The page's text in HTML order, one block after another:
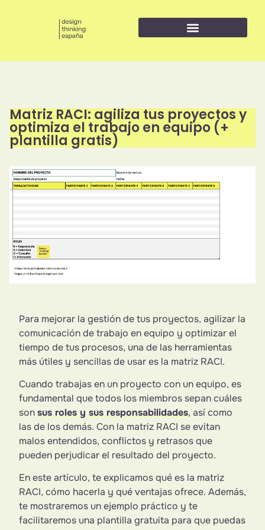
Matriz RACI: agiliza tus proyectos y
optimiza el trabajo en equipo (+
plantilla gratis)
Para mejorar la gestión de tus proyectos, agilizar la
comunicación de trabajo en equipo y optimizar el
tiempo de tus procesos, una de las herramientas
más útiles y sencillas de usar es la matriz RACI.
Cuando trabajas en un proyecto con un equipo, es
fundamental que todos los miembros sepan cuáles
sonsus roles y sus responsabilidades, así como
las de los demás. Con la matriz RACI se evitan
malos entendidos, conflictos y retrasos que
pueden perjudicar el resultado del proyecto.
En este artículo, te explicamos qué es la matriz
RACI, cómo hacerla y qué ventajas ofrece. Además,
te mostraremos un ejemplo práctico y te
facilitaremos una plantilla gratuita para que puedas